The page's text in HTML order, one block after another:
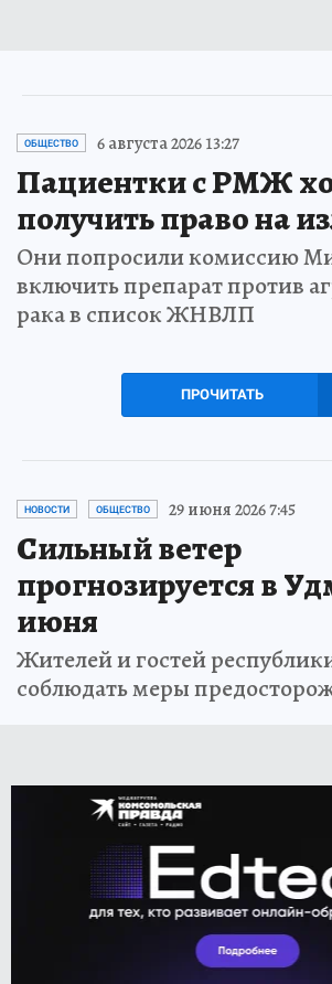
ОБЩЕСТВО 6 августа 2026 13:27
Пациентки с РМЖ
получить право на
Они попросили комиссию
включить препарат против
рака в список ЖНВЛП
ПРОЧИТАТЬ
НОВОСТИ ОБЩЕСТВО 29 июня 2026 7:45
Сильный ветер
прогнозируется в
июня
Жителей и гостей
соблюдать меры